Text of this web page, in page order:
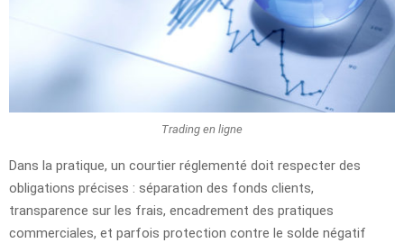
Trading en ligne
Dans la pratique, un courtier réglementé doit respecter des
obligations précises : séparation des fonds clients,
transparence sur les frais, encadrement des pratiques
commerciales, et parfois protection contre le solde négatif